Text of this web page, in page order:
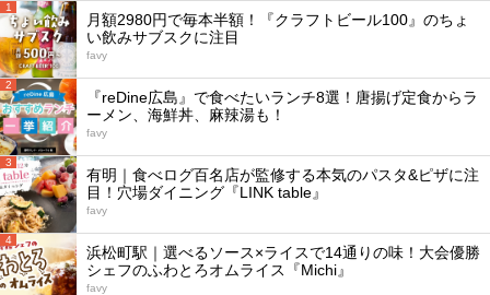
1
月額2980円で毎本半額！『クラフトビール100』のちょ
い飲みサブスクに注目
favy
2
『reDine広島』で食べたいランチ8選！唐揚げ定食からラ
ーメン、海鮮丼、麻辣湯も！
favy
3
有明｜食べログ百名店が監修する本気のパスタ&ピザに注
目！穴場ダイニング『LINK table』
favy
4
浜松町駅｜選べるソース×ライスで14通りの味！大会優勝
シェフのふわとろオムライス『Michi』
favy